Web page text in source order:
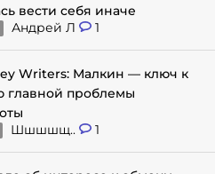
вести себя иначе
Андрей Л 1
Writers: Малкин — ключ к
проблемы
Шшшшщ.. 1